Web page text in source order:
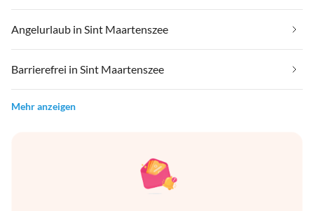
Angelurlaub in Sint Maartenszee
Barrierefrei in Sint Maartenszee
Mehr anzeigen